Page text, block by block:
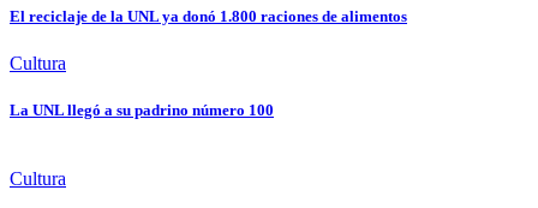
El reciclaje de la UNL ya donó 1.800 raciones de alimentos
Cultura
La UNL llegó a su padrino número 100
Cultura